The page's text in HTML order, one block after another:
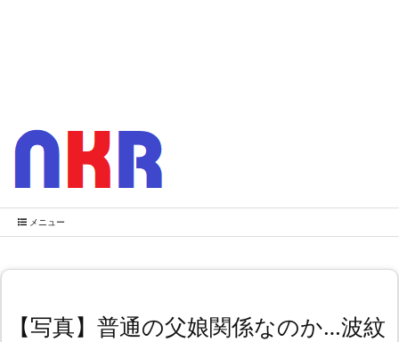
メニュー
【写真】普通の父娘関係なのか…波紋